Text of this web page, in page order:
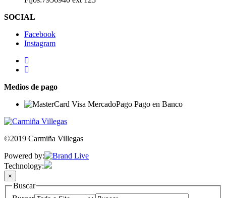
SOCIAL
Facebook
Instagram
Medios de pago
©2019 Carmiña Villegas
Powered by:
Technology:
×
Buscar